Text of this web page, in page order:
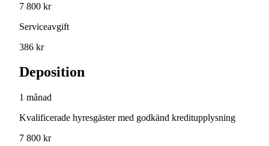
7 800 kr
Serviceavgift
386 kr
Deposition
1 månad
Kvalificerade hyresgäster med godkänd kreditupplysning
7 800 kr